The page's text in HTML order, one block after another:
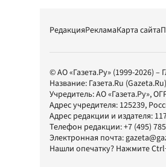
РедакцияРекламаКарта сайта
© АО «Газета.Ру» (1999-2026) –
Название: Газета.Ru (Gazeta.Ru)
Учредитель:АО «Газета.Ру»,
Адрес учредителя: 125239,
Адрес редакции и издателя:
Телефон редакции:+7 (495)
Электронная почта:
Нашли опечатку? Нажмите